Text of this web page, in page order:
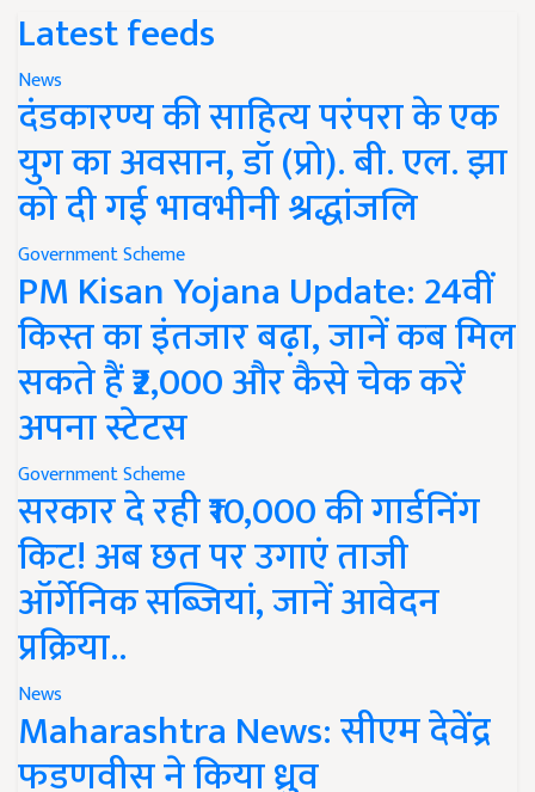
Latest feeds
News
दंडकारण्य की साहित्य परंपरा के एक
युग का अवसान, डॉ (प्रो). बी. एल. झा
को दी गई भावभीनी श्रद्धांजलि
Government Scheme
PM Kisan Yojana Update: 24वीं
किस्त का इंतजार बढ़ा, जानें कब मिल
सकते हैं ₹2,000 और कैसे चेक करें
अपना स्टेटस
Government Scheme
सरकार दे रही ₹10,000 की गार्डनिंग
किट! अब छत पर उगाएं ताजी
ऑर्गेनिक सब्जियां, जानें आवेदन
प्रक्रिया..
News
Maharashtra News: सीएम देवेंद्र
फडणवीस ने किया ध्रुव